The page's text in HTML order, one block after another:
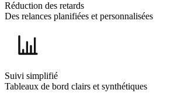
Réduction des retards
Des relances planifiées et personnalisées
Suivi simplifié
Tableaux de bord clairs et synthétiques